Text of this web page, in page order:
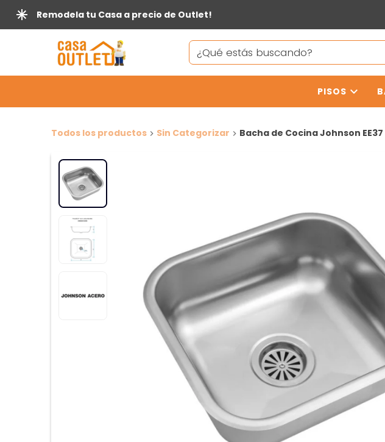
Remodela tu Casa a precio de Outlet!
PISOS
Todos los productos Sin Categorizar Bacha de Cocina Johnson EE37